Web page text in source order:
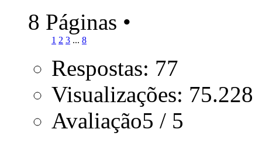
8 Páginas •
1 2 3 ... 8
Respostas: 77
Visualizações: 75.228
Avaliação5 / 5